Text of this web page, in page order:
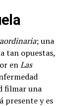
; una
tan opuestas,
enLas
filmar una
presente y es